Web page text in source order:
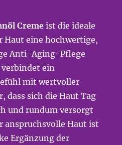
Creme ist die ideale
Haut eine hochwertige,
Anti-Aging-Pflege
ein
mit wertvoller
dass sich die Haut Tag
und rundum versorgt
anspruchsvolle Haut ist
Ergänzung der